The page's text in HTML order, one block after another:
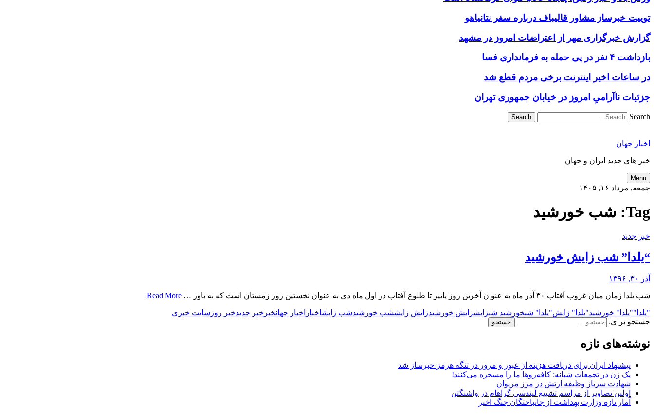
توییت خبرساز مشاور قالیباف درباره سفر نتانیاهو
گزارش خبرگزاری مهر از اعتراضات امروز در مشهد
بازداشت ۴ نفر در پی حمله به فرمانداری فسا
در ساعات اخیر اینترنت برخی مردم قطع شد
جزئیات ناآرامیِ امروز در خیابان جمهوری تهران
Search
اخبار جهان
خبر های جدید ایران و جهان
Menu
جمعه, مرداد ۱۶, ۱۴۰۵
Tag: شب خورشید
خبر جدید
“یلدا” شب زایش خورشید
آذر ۳۰, ۱۳۹۶
شب یلدا زمان میان غروب آفتاب ۳۰ آذر ماه به عنوان آخرین روز پاییز تا طلوع آفتاب در اول ماه دی به عنوان نخستین روز زمستان است که به باور … Read More
"یلدا""یلدا" خورشید"یلدا" زایش"یلدا" شبخورشید شبزایشزایش خورشیدزایش زایششب خورشیدشب زایشاخبار اخبار جهانخبر خبر جدیدخبر روز سایت خبری
جستجو برای:
نوشته‌های تازه
پیشنهاد ایران برای دریافت هزینه از عبور و مرور در تنگه هرمز خبرساز شد
یک زن در تجمعات شبانه: کافه‌روها ما را مسخره می‌کنند!
شهادت سرباز وظیفه ارتش در مرز مریوان
اولین تصاویر از مراسم تشییع لیندسی گراهام در واشنگتن
آمار تازه وزارت بهداشت از جانباختگان جنگ اخیر